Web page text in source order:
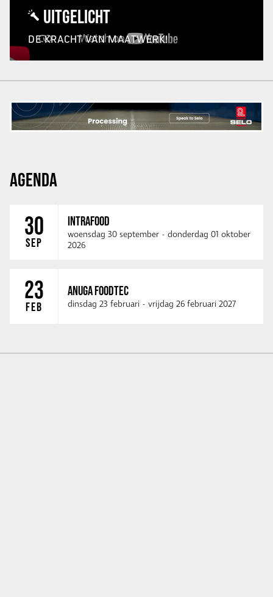
UITGELICHT
DE KRACHT VAN MAATWERK!
AGENDA
30
SEP
INTRAFOOD
woensdag 30 september - donderdag 01 oktober
2026
23
FEB
ANUGA FOODTEC
dinsdag 23 februari - vrijdag 26 februari 2027